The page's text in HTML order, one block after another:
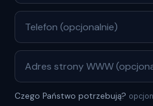
Czego Państwo potrzebują?